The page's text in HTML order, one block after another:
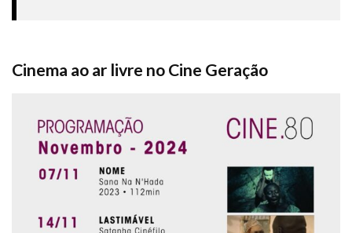
Cinema ao ar livre no Cine Geração